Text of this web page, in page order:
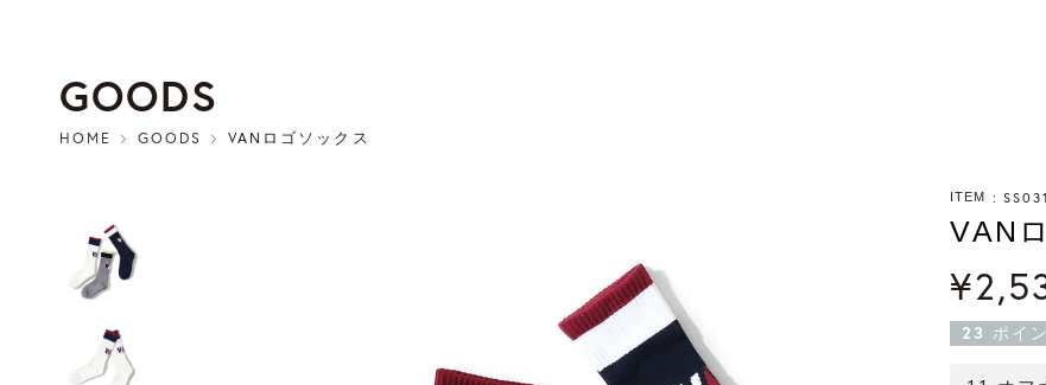
GOODS
HOME GOODS VANロゴソックス
ITEM
VAN
¥
23 ポイ